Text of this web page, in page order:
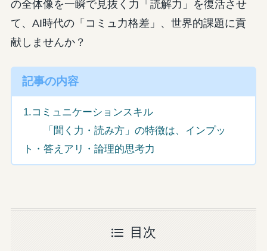
の全体像を一瞬で見抜く力「読解力」を復活させ
て、AI時代の「コミュ力格差」、世界的課題に貢
献しませんか？
記事の内容
1.コミュニケーションスキル
「聞く力・読み方」の特徴は、インプッ
ト・答えアリ・論理的思考力
目次